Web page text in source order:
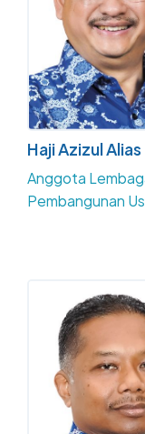
Haji Azizul Alias
Anggota
Pembangunan